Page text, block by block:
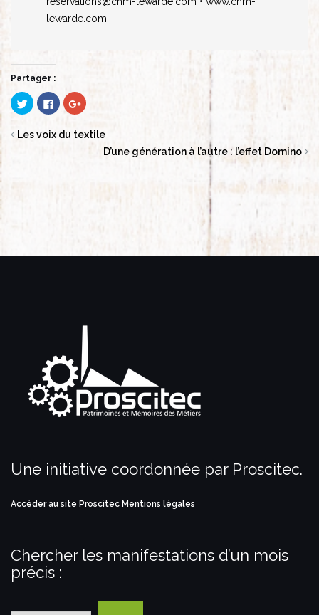
lewarde.com
Partager :
Cliquez
pour
partager
Twitter(ouvre
Cliquez
pour
partager
Facebook(ouvre
Cliquez
pour
Google+
(ouvre
Les voix du textile
D’une génération à l’autre : l’effet Domino
Une initiative coordonnée par Proscitec.
Accéder au site Proscitec Mentions légales
Chercher les manifestations d’un mois
précis :